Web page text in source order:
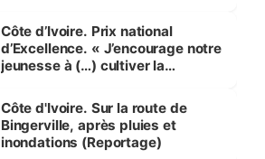
Côte d’Ivoire. Prix national
d’Excellence. « J’encourage notre
jeunesse à (…) cultiver la
(Alassane Ouattara
Côte d'Ivoire. Sur la route de
Bingerville, après pluies et
inondations (Reportage)